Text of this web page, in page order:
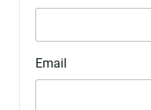
Email